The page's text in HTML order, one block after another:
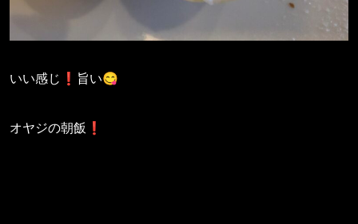
いい感じ❗️旨い😋
オヤジの朝飯❗️